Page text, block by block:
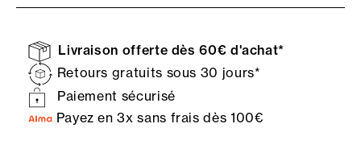
Livraison offerte dès 60€ d'achat*
Retours gratuits sous 30 jours*
Paiement sécurisé
Payez en 3x sans frais dès 100€